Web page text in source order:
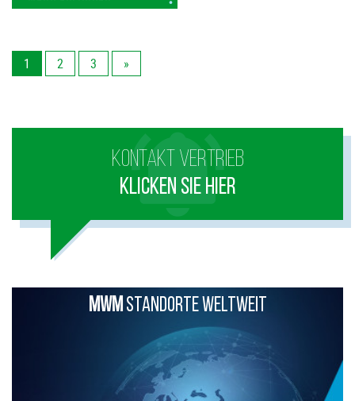
1 2 3 »
KONTAKT VERTRIEB
KLICKEN SIE HIER
MWMSTANDORTE WELTWEIT